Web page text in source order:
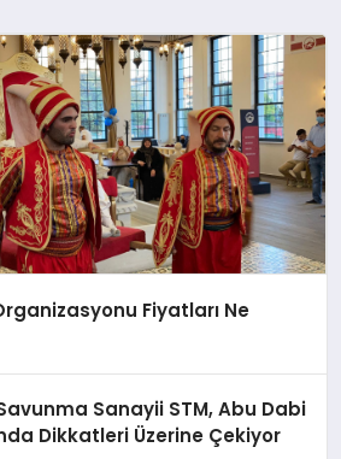
Fiyatları Ne
Sanayii STM, Abu Dabi
Dikkatleri Üzerine Çekiyor